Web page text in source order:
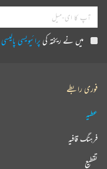
میں نے ریختہ کیپرائیویسی پالیسی
فوری رابطے
عطیہ
فرہنگ قافیہ
تقطیع